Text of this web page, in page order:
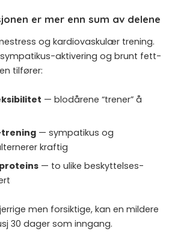
er mer enn sum av delene
og kardiovaskulær trening.
aktivering og brunt fett-
tilfører:
— blodårene “trener” å
— sympatikus og
kraftig
proteins — to ulike beskyttelses-
men forsiktige, kan en mildere
30 dager som inngang.